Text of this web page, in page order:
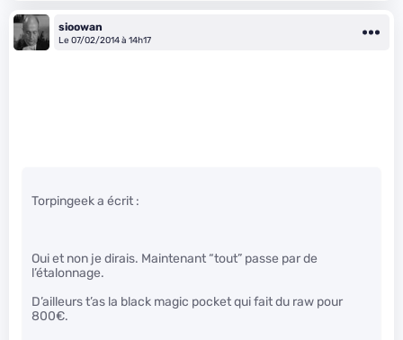
sioowan
Le 07/02/2014 à 14h17
Torpingeek a écrit :
Oui et non je dirais. Maintenant “tout” passe par de
l’étalonnage.
D’ailleurs t’as la black magic pocket qui fait du raw pour
800€.